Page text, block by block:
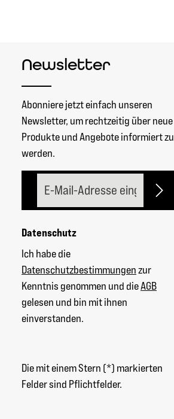
Newsletter
Abonniere jetzt einfach unseren
Newsletter, um rechtzeitig über neue
Produkte und Angebote informiert zu
werden.
Datenschutz
Ich habe die
Datenschutzbestimmungenzur
Kenntnis genommen und dieAGB
gelesen und bin mit ihnen
einverstanden.
Die mit einem Stern (*) markierten
Felder sind Pflichtfelder.